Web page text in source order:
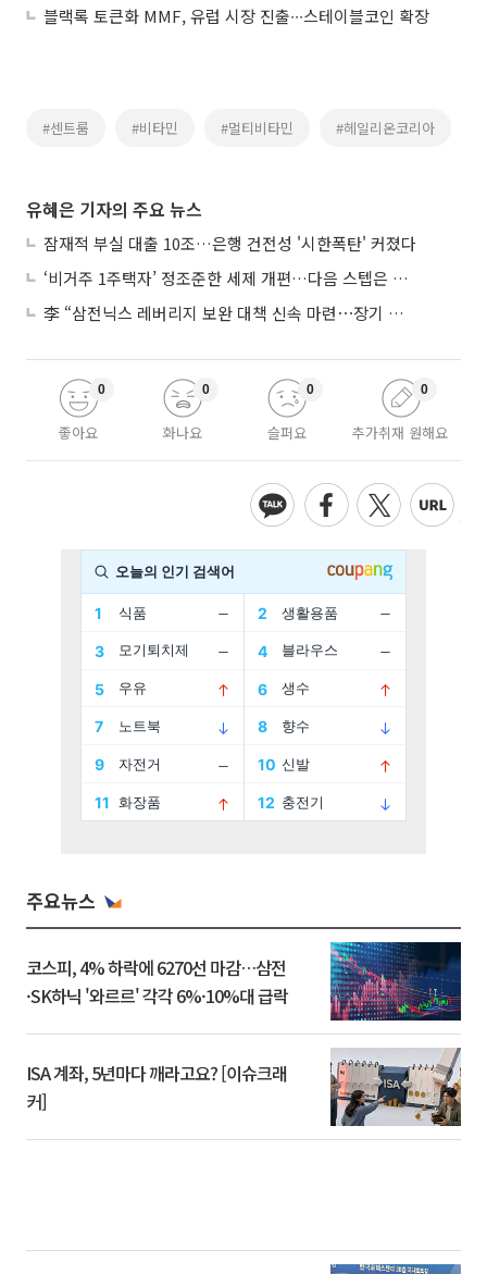
블랙록 토큰화 MMF, 유럽 시장 진출∙∙∙스테이블코인 확장
#센트룸 #비타민 #멀티비타민 #헤일리온코리아
유혜은 기자의 주요 뉴스
잠재적 부실 대출 10조…은행 건전성 '시한폭탄' 커졌다
‘비거주 1주택자’ 정조준한 세제 개편…다음 스텝은 금융 대책
李 “삼전닉스 레버리지 보완 대책 신속 마련⋯장기 채무 과감히 탕감”
좋아요
0
화나요
0
슬퍼요
0
추가취재 원해요
0
주요뉴스
코스피, 4% 하락에 6270선 마감…삼전
·SK하닉 '와르르' 각각 6%·10%대 급락
ISA 계좌, 5년마다 깨라고요? [이슈크래
커]